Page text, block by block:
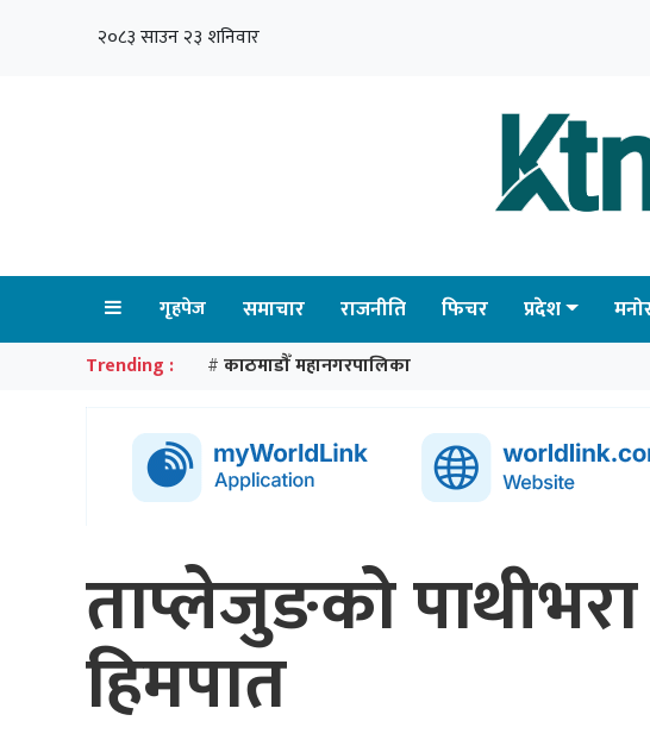
२०८३ साउन २३ शनिवार
गृहपेज समाचार राजनीति फिचर प्रदेश
Trending : # काठमाडौँ महानगरपालिका
ताप्लेजुङको पाथीभरा
हिमपात